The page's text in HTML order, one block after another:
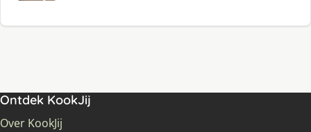
Ontdek KookJij
Over KookJij